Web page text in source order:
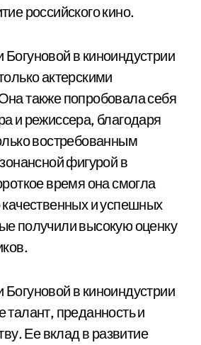
российского кино.
в киноиндустрии
актерскими
также попробовала себя
и режиссера, благодаря
востребованным
фигурой в
время она смогла
качественных и успешных
получили высокую оценку
в киноиндустрии
талант, преданность и
Ее вклад в развитие